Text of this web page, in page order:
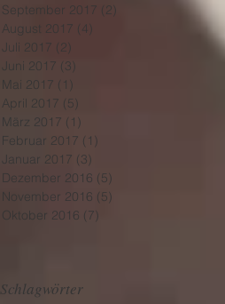
September 2017 (2)
August 2017 (4)
Juli 2017 (2)
Juni 2017 (3)
Mai 2017 (1)
April 2017 (5)
März 2017 (1)
Februar 2017 (1)
Januar 2017 (3)
Dezember 2016 (5)
November 2016 (5)
Oktober 2016 (7)
Schlagwörter